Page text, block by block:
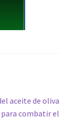
aceite de oliva
para combatir el